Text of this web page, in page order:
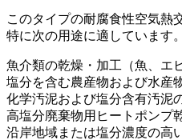
このタイプの耐腐食性空気熱
特に次の用途に適しています。
魚介類の乾燥・加工（魚、エ
塩分を含む農産物および水産
化学汚泥および塩分含有汚泥
高塩分廃棄物用ヒートポンプ
沿岸地域または塩分濃度の高